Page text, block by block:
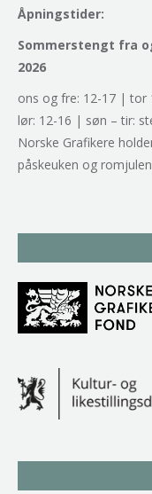
Åpningstider:
Sommerstengt fra
2026
ons og fre: 12-17 | tor
lør: 12-16 | søn – tir:
Norske Grafikere
påskeuken og